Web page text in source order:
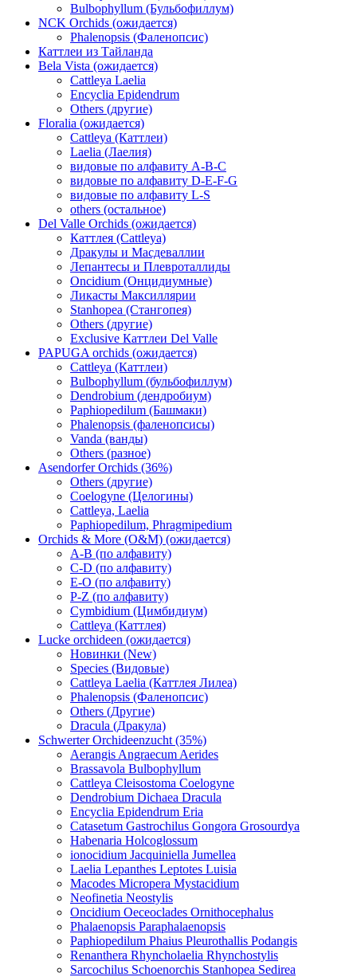
Bulbophyllum (Бульбофиллум)
NCK Orchids (ожидается)
Phalenopsis (Фаленопсис)
Каттлеи из Тайланда
Bela Vista (ожидается)
Cattleya Laelia
Encyclia Epidendrum
Others (другие)
Floralia (ожидается)
Cattleya (Каттлеи)
Laelia (Лаелия)
видовые по алфавиту A-B-C
видовые по алфавиту D-E-F-G
видовые по алфавиту L-S
others (остальное)
Del Valle Orchids (ожидается)
Каттлея (Cattleya)
Дракулы и Масдеваллии
Лепантесы и Плевроталлиды
Oncidium (Онцидиумные)
Ликасты Максиллярии
Stanhopea (Стангопея)
Others (другие)
Exclusive Каттлеи Del Valle
PAPUGA orchids (ожидается)
Cattleya (Каттлеи)
Bulbophyllum (бульбофиллум)
Dendrobium (дендробиум)
Paphiopedilum (Башмаки)
Phalenopsis (фаленопсисы)
Vanda (ванды)
Others (разное)
Asendorfer Orchids (36%)
Others (другие)
Coelogyne (Целогины)
Cattleya, Laelia
Paphiopedilum, Phragmipedium
Orchids & More (O&M) (ожидается)
A-B (по алфавиту)
C-D (по алфавиту)
E-O (по алфавиту)
P-Z (по алфавиту)
Cymbidium (Цимбидиум)
Cattleya (Каттлея)
Lucke orchideen (ожидается)
Новинки (New)
Species (Видовые)
Cattleya Laelia (Каттлея Лилеа)
Phalenopsis (Фаленопсис)
Others (Другие)
Dracula (Дракула)
Schwerter Orchideenzucht (35%)
Aerangis Angraecum Aerides
Brassavola Bulbophyllum
Cattleya Cleisostoma Coelogyne
Dendrobium Dichaea Dracula
Encyclia Epidendrum Eria
Catasetum Gastrochilus Gongora Grosourdya
Habenaria Holcoglossum
ionocidium Jacquiniella Jumellea
Laelia Lepanthes Leptotes Luisia
Macodes Micropera Mystacidium
Neofinetia Neostylis
Oncidium Oeceoclades Ornithocephalus
Phalaenopsis Paraphalaenopsis
Paphiopedilum Phaius Pleurothallis Podangis
Renanthera Rhyncholaelia Rhynchostylis
Sarcochilus Schoenorchis Stanhopea Sedirea